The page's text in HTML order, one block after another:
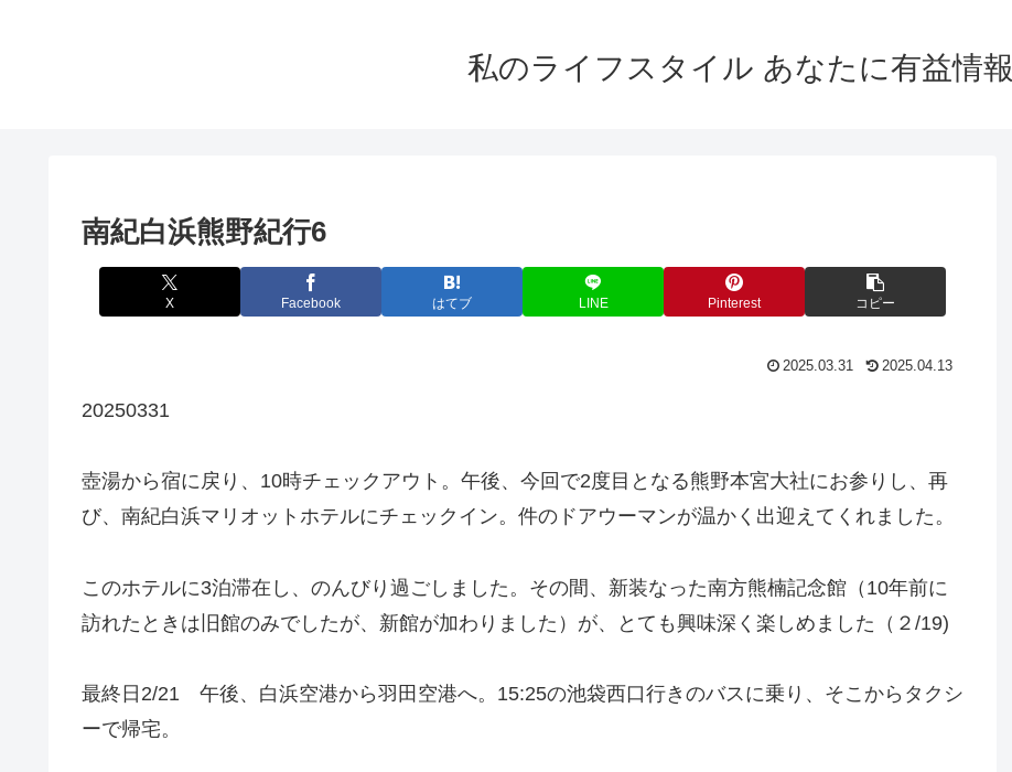
私のライフスタイル あなたに有益情報
南紀白浜熊野紀行6
X Facebook はてブ LINE Pinterest コピー
2025.03.31 2025.04.13
20250331
壺湯から宿に戻り、10時チェックアウト。午後、今回で2度目となる熊野本宮大社にお参りし、再
び、南紀白浜マリオットホテルにチェックイン。件のドアウーマンが温かく出迎えてくれました。
このホテルに3泊滞在し、のんびり過ごしました。その間、新装なった南方熊楠記念館（10年前に
訪れたときは旧館のみでしたが、新館が加わりました）が、とても興味深く楽しめました（２/19)
最終日2/21 午後、白浜空港から羽田空港へ。15:25の池袋西口行きのバスに乗り、そこからタクシ
ーで帰宅。